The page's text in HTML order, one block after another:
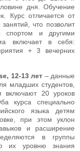
дня. Обучение
Курс отличается от
что позволит
спортом и другими
включает в себя:
+ 3 вечерних
12-13 лет – данные
младших студентов,
включают 20 уроков
курса специально
языка детям
при этом уклон
и расширение
в группы
их уровню знания